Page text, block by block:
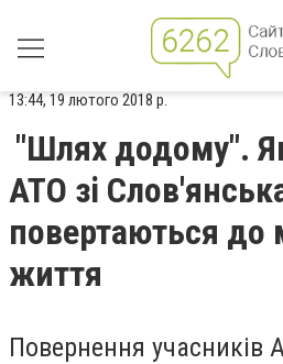
13:44, 19 лютого 2018 р.
"Шлях додому".
АТО зі
повертаються до
життя
Повернення учасників